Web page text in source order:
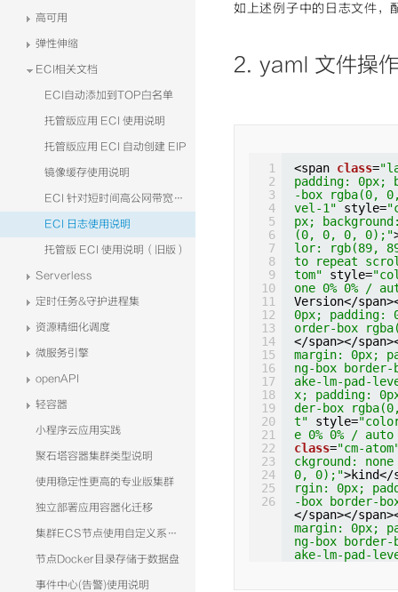
高可用
弹性伸缩
ECI相关文档
ECI自动添加到TOP白名单
托管版应用 ECI 使用说明
托管版应用 ECI 自动创建 EIP
镜像缓存使用说明
ECI 针对短时间高公网带宽且存在IP限制场景的解决方案
ECI 日志使用说明
托管版 ECI 使用说明（旧版）
Serverless
定时任务&守护进程集
资源精细化调度
微服务引擎
openAPI
轻容器
小程序云应用实践
聚石塔容器集群类型说明
使用稳定性更高的专业版集群
独立部署应用容器化迁移
集群ECS节点使用自定义系统镜像
节点Docker目录存储于数据盘
事件中心(告警)使用说明
如上述例子中的日志文件，
2. yaml 文件操
1
2
3
4
5
6
7
8
9
10
11
12
13
14
15
16
17
18
19
20
21
22
23
24
25
26
<span class=
padding: 0px;
-box rgba(0,
vel-1"
style=
px;
(0, 0, 0, 0);"
lor: rgb(89,
to repeat
tom"
style=
one 0% 0% /
Version</
0px; padding:
order-box
</span></
margin: 0px;
ng-box
ake-lm-pad-
x; padding:
der-box
t"
style=
e 0% 0% /
class="cm-
ckground:
0, 0);">kind</
rgin: 0px;
-box border-
</span></
margin: 0px;
ng-box
ake-lm-pad-